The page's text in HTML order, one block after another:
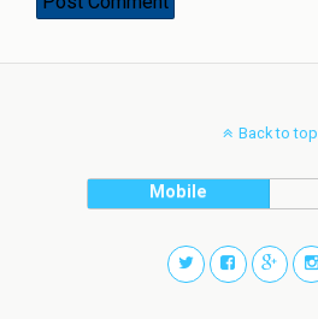
Back to top
Mobile